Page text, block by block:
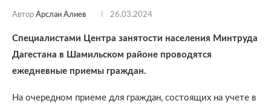
Автор Арслан Алиев 26.03.2024
Специалистами Центра занятости населения Минтруда
Дагестана в Шамильском районе проводятся
ежедневные приемы граждан.
На очередном приеме для граждан, состоящих на учете в